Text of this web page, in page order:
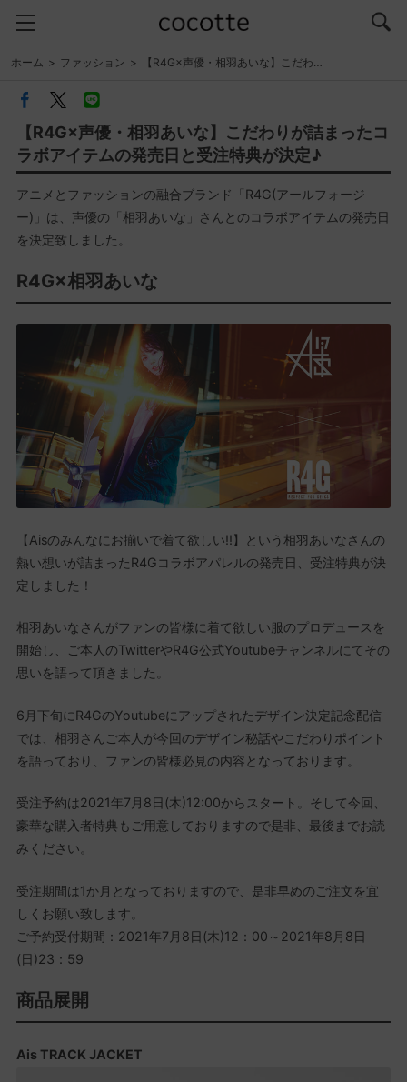
ホーム ファッション 【R4G×声優・相羽あいな】こだわ…
【R4G×声優・相羽あいな】こだわりが詰まったコ
ラボアイテムの発売日と受注特典が決定♪
アニメとファッションの融合ブランド「R4G(アールフォージ
ー)」は、声優の「相羽あいな」さんとのコラボアイテムの発売日
を決定致しました。
R4G×相羽あいな
【Aisのみんなにお揃いで着て欲しい!!】という相羽あいなさんの
熱い想いが詰まったR4Gコラボアパレルの発売日、受注特典が決
定しました！
相羽あいなさんがファンの皆様に着て欲しい服のプロデュースを
開始し、ご本人のTwitterやR4G公式Youtubeチャンネルにてその
思いを語って頂きました。
6月下旬にR4GのYoutubeにアップされたデザイン決定記念配信
では、相羽さんご本人が今回のデザイン秘話やこだわりポイント
を語っており、ファンの皆様必見の内容となっております。
受注予約は2021年7月8日(木)12:00からスタート。そして今回、
豪華な購入者特典もご用意しておりますので是非、最後までお読
みください。
受注期間は1か月となっておりますので、是非早めのご注文を宜
しくお願い致します。
ご予約受付期間：2021年7月8日(木)12：00～2021年8月8日
(日)23：59
商品展開
Ais TRACK JACKET